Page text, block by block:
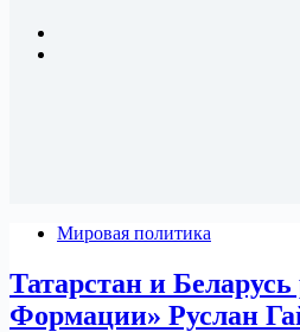
Мировая политика
Татарстан и
Формации» Руслан